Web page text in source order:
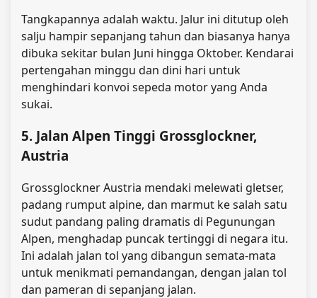
Tangkapannya adalah waktu. Jalur ini ditutup oleh
salju hampir sepanjang tahun dan biasanya hanya
dibuka sekitar bulan Juni hingga Oktober. Kendarai
pertengahan minggu dan dini hari untuk
menghindari konvoi sepeda motor yang Anda
sukai.
5. Jalan Alpen Tinggi Grossglockner,
Austria
Grossglockner Austria mendaki melewati gletser,
padang rumput alpine, dan marmut ke salah satu
sudut pandang paling dramatis di Pegunungan
Alpen, menghadap puncak tertinggi di negara itu.
Ini adalah jalan tol yang dibangun semata-mata
untuk menikmati pemandangan, dengan jalan tol
dan pameran di sepanjang jalan.